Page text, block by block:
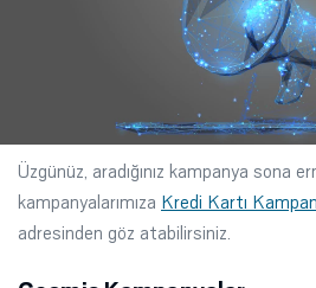
Üzgünüz, aradığınız kampanya sona
kampanyalarımıza Kredi Kartı
adresinden göz atabilirsiniz.